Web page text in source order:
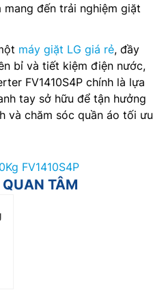
mang đến trải nghiệm giặt
máy giặt LG giá rẻ, đầy
bỉ và tiết kiệm điện nước,
FV1410S4P chính là lựa
tay sở hữu để tận hưởng
và chăm sóc quần áo tối ưu
FV1410S4P
TÂM